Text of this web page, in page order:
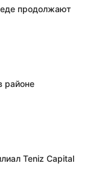
продолжают
районе
Teniz Capital